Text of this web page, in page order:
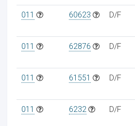
011 60623 D/F
011 62876 D/F
011 61551 D/F
011 6232 D/F